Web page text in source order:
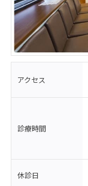
アクセス
診療時間
休診日